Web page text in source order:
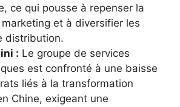
ce qui pousse à repenser la
et à diversifier les
distribution.
: Le groupe de services
est confronté à une baisse
liés à la transformation
Chine, exigeant une